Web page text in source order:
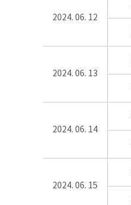
2024. 06. 12
2024. 06. 13
2024. 06. 14
2024. 06. 15